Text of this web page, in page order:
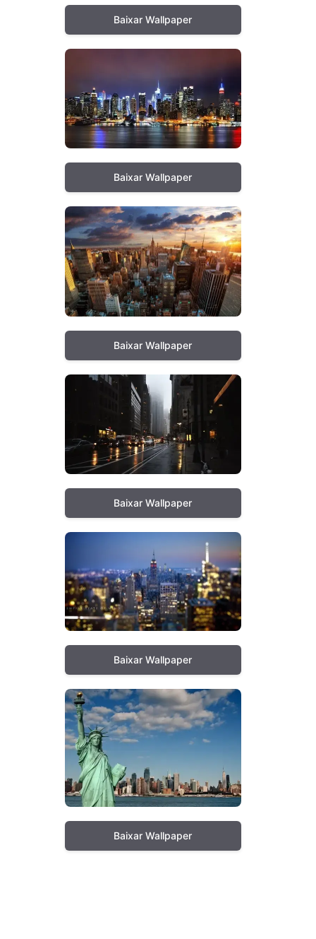
Baixar Wallpaper
Baixar Wallpaper
Baixar Wallpaper
Baixar Wallpaper
Baixar Wallpaper
Baixar Wallpaper